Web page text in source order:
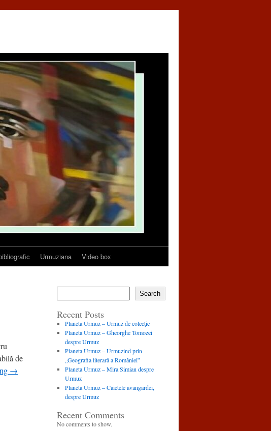
Urmuziana Video box
de
→
Search
Recent Posts
Planeta Urmuz – Urmuz de colecţie
Planeta Urmuz – Gheorghe Tomozei
despre Urmuz
Planeta Urmuz – Urmuzind prin
„Geografia literară a României”
Planeta Urmuz – Mira Simian despre
Urmuz
Planeta Urmuz – Caietele avangardei,
despre Urmuz
Recent Comments
No comments to show.